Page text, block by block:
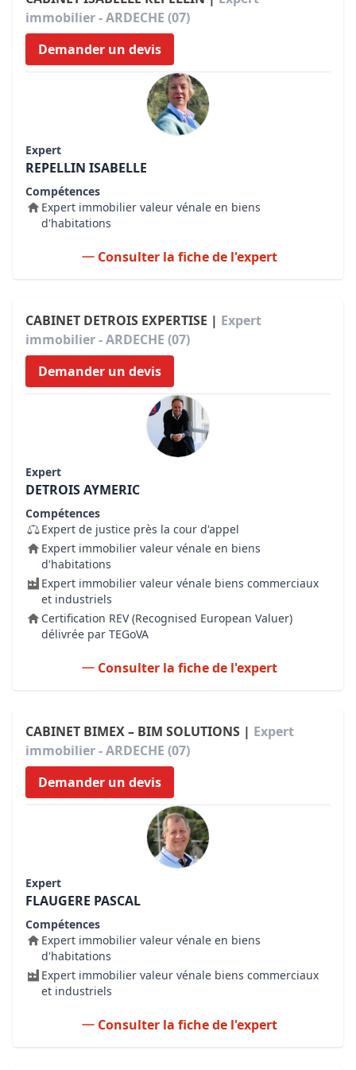
immobilier - ARDECHE (07)
Demander un devis
Expert
REPELLIN ISABELLE
Compétences
Expert immobilier valeur vénale en biens
d'habitations
Consulter la fiche de l'expert
CABINET DETROIS EXPERTISE | Expert
immobilier - ARDECHE (07)
Demander un devis
Expert
DETROIS AYMERIC
Compétences
Expert de justice près la cour d'appel
Expert immobilier valeur vénale en biens
d'habitations
Expert immobilier valeur vénale biens commerciaux
et industriels
Certification REV (Recognised European Valuer)
délivrée par TEGoVA
Consulter la fiche de l'expert
CABINET BIMEX – BIM SOLUTIONS | Expert
immobilier - ARDECHE (07)
Demander un devis
Expert
FLAUGERE PASCAL
Compétences
Expert immobilier valeur vénale en biens
d'habitations
Expert immobilier valeur vénale biens commerciaux
et industriels
Consulter la fiche de l'expert